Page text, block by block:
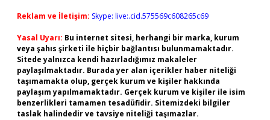
Reklam ve İletişim: Skype: live:.cid.575569c608265c69
Yasal Uyarı: Bu internet sitesi, herhangi bir marka, kurum
veya şahıs şirketi ile hiçbir bağlantısı bulunmamaktadır.
Sitede yalnızca kendi hazırladığımız makaleler
paylaşılmaktadır. Burada yer alan içerikler haber niteliği
taşımamakta olup, gerçek kurum ve kişiler hakkında
paylaşım yapılmamaktadır. Gerçek kurum ve kişiler ile isim
benzerlikleri tamamen tesadüfidir. Sitemizdeki bilgiler
taslak halindedir ve tavsiye niteliği taşımazlar.